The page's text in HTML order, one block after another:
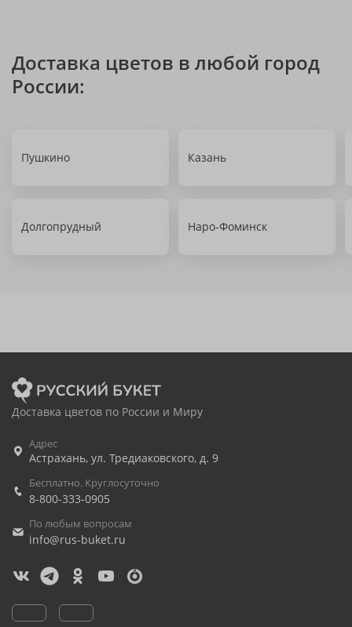
Доставка цветов в любой город
России:
Пушкино Казань
Долгопрудный Наро-Фоминск
Доставка цветов по России и Миру
Адрес
Астрахань, ул. Тредиаковского, д. 9
Бесплатно. Круглосуточно
8-800-333-0905
По любым вопросам
info@rus-buket.ru